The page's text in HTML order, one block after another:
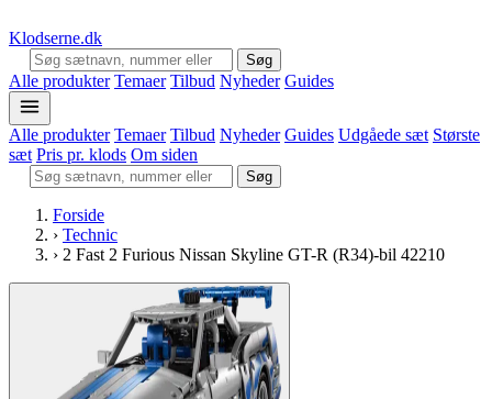
Klodserne.dk
Søg
Alle produkter Temaer Tilbud Nyheder Guides
Alle produkter Temaer Tilbud Nyheder Guides Udgåede sæt Største
sæt Pris pr. klods Om siden
Søg
Forside
› Technic
› 2 Fast 2 Furious Nissan Skyline GT-R (R34)-bil 42210